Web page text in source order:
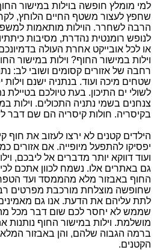
למי מומלץ חופשה בוילות במישור
שחפץ לעצור משטף החיים הלוחץ,
הרבה לשחרר. הוילות מותאמות
לנופש רומנטית נהדרת, מסיבות
או לכל אובייקט אחרת העולה
וילות במישור החוף? וילות במישור
רחבה של אזורים קסומים ושובי לב:
שטחים מיכה ועוד. בנתניה ישנם
לשולי ים התיכון. בעת טיולכם בטיילת
צנחנים בשמי נתניה התכולים. וילות
בקיסריה. חולות קיסריה הם שם דבר
הילדים קטנים לא ירצו לעזוב את חוף
יפסיקו להתפעל מיופייה. אם אזורים
ועוד דווקא יותר מדברים אל ליבכם,
גם באתרים אלו. נשמח לכוון אתכם
החוף באבזור מלא מהממסד ועד
שחופשה מוצלחת מורכבת מפרטים
לתת עליהם את הדעת. אנו גם
שממש לא יחסר לכם שום דבר מכל
מושלמת. וילות במישור החוף
ברמה הגבוה שלהם, והן באבזור
הקטנים.